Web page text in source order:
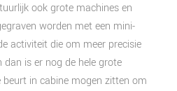
ook grote machines en
worden met een mini-
activiteit die om meer precisie
is er nog de hele grote
in cabine mogen zitten om